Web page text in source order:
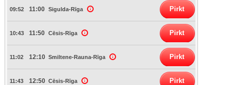
09:52 11:00 Sigulda-Rīga Pirkt
10:43 11:50 Cēsis-Rīga Pirkt
11:02 12:10 Smiltene-Rauna-Rīga Pirkt
11:43 12:50 Cēsis-Rīga Pirkt